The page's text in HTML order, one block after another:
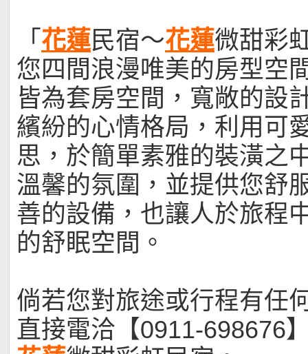
「 花蓮民宿～花蓮微甜彩
您四間浪漫唯美的房型空
皆為套房空間，寬敞的設
繽紛的心情格局，利用可
思，於簡單素雅的裝潢之
溫馨的氛圍，並提供您舒
善的設備，也讓人於旅程
的舒眠空間。
倘若您對旅途或行程有任
直接電洽【0911-698676